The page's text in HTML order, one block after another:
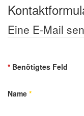
Eine E-Mail
* Benötigtes Feld
Name *